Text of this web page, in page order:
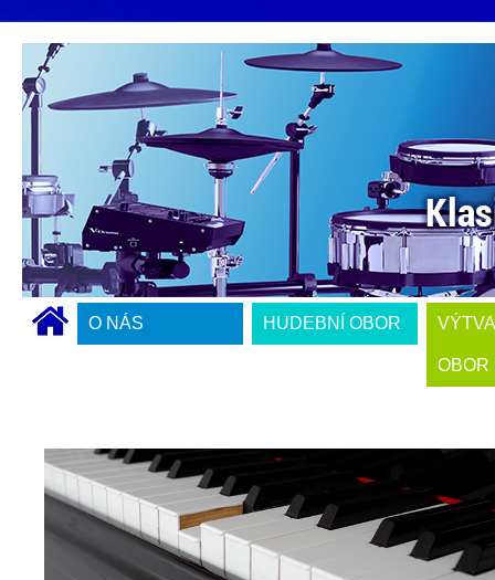
O NÁS HUDEBNÍ OBOR
OBOR